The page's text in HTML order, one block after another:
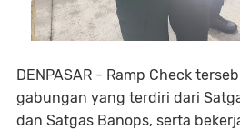
DENPASAR - Ramp Check
gabungan yang terdiri dari
dan Satgas Banops, serta